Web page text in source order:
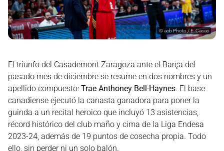
©acb Photo / E. Casas
El triunfo del Casademont Zaragoza ante el Barça del
pasado mes de diciembre se resume en dos nombres y un
apellido compuesto: Trae Anthoney Bell-Haynes. El base
canadiense ejecutó la canasta ganadora para poner la
guinda a un recital heroico que incluyó 13 asistencias,
récord histórico del club maño y cima de la Liga Endesa
2023-24, además de 19 puntos de cosecha propia. Todo
ello, sin perder ni un solo balón.